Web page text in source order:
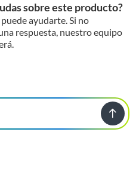
sobre este producto?
ayudarte. Si no
respuesta, nuestro equipo